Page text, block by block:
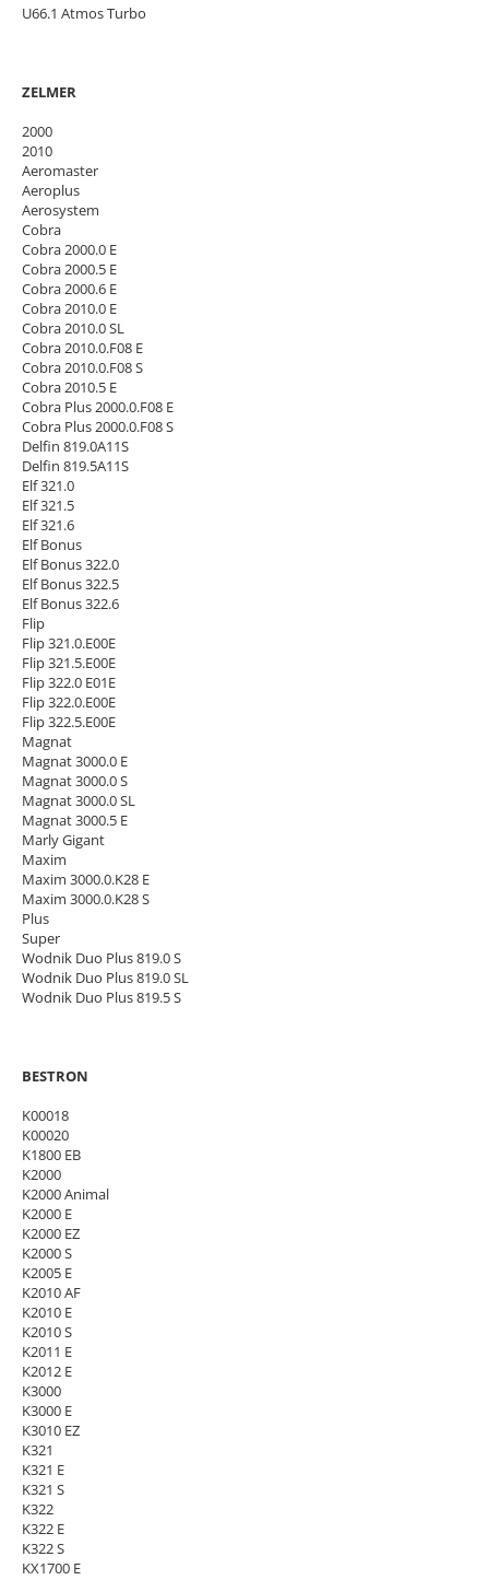
U66.1 Atmos Turbo
ZELMER
2000
2010
Aeromaster
Aeroplus
Aerosystem
Cobra
Cobra 2000.0 E
Cobra 2000.5 E
Cobra 2000.6 E
Cobra 2010.0 E
Cobra 2010.0 SL
Cobra 2010.0.F08 E
Cobra 2010.0.F08 S
Cobra 2010.5 E
Cobra Plus 2000.0.F08 E
Cobra Plus 2000.0.F08 S
Delfin 819.0A11S
Delfin 819.5A11S
Elf 321.0
Elf 321.5
Elf 321.6
Elf Bonus
Elf Bonus 322.0
Elf Bonus 322.5
Elf Bonus 322.6
Flip
Flip 321.0.E00E
Flip 321.5.E00E
Flip 322.0 E01E
Flip 322.0.E00E
Flip 322.5.E00E
Magnat
Magnat 3000.0 E
Magnat 3000.0 S
Magnat 3000.0 SL
Magnat 3000.5 E
Marly Gigant
Maxim
Maxim 3000.0.K28 E
Maxim 3000.0.K28 S
Plus
Super
Wodnik Duo Plus 819.0 S
Wodnik Duo Plus 819.0 SL
Wodnik Duo Plus 819.5 S
BESTRON
K00018
K00020
K1800 EB
K2000
K2000 Animal
K2000 E
K2000 EZ
K2000 S
K2005 E
K2010 AF
K2010 E
K2010 S
K2011 E
K2012 E
K3000
K3000 E
K3010 EZ
K321
K321 E
K321 S
K322
K322 E
K322 S
KX1700 E